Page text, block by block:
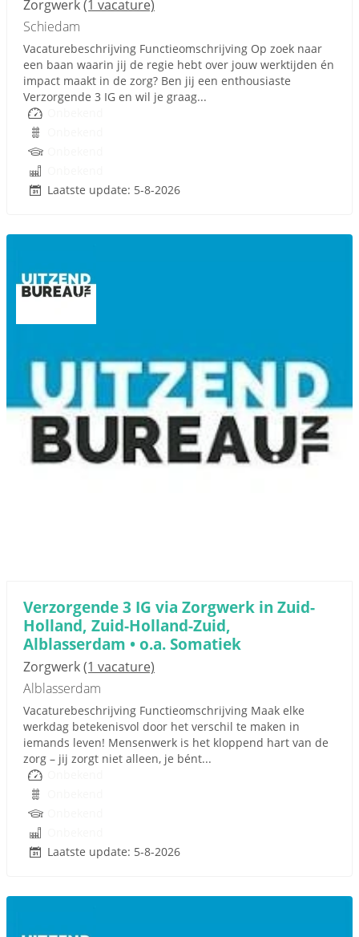
Zorgwerk(1 vacature)
Schiedam
Vacaturebeschrijving Functieomschrijving Op zoek naar
een baan waarin jij de regie hebt over jouw werktijden én
impact maakt in de zorg? Ben jij een enthousiaste
Verzorgende 3 IG en wil je graag...
Laatste update: 5-8-2026
Verzorgende 3 IG via Zorgwerk in Zuid-
Holland, Zuid-Holland-Zuid,
Alblasserdam • o.a. Somatiek
Zorgwerk(1 vacature)
Alblasserdam
Vacaturebeschrijving Functieomschrijving Maak elke
werkdag betekenisvol door het verschil te maken in
iemands leven! Mensenwerk is het kloppend hart van de
zorg – jij zorgt niet alleen, je bént...
Laatste update: 5-8-2026